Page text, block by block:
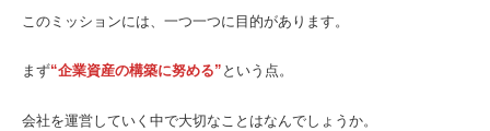
このミッションには、一つ一つに目的があります。
まず“企業資産の構築に努める” という点。
会社を運営していく中で大切なことはなんでしょうか。